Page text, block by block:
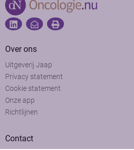
Over ons
Uitgeverij Jaap
Privacy statement
Cookie statement
Onze app
Richtlijnen
Contact